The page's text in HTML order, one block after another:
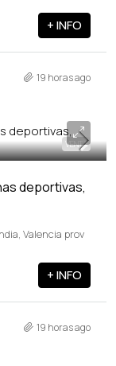
+ INFO
19 horas ago
VENTA
deportivas,
Valencia prov
+ INFO
19 horas ago